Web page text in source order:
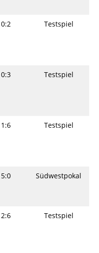
0:2 Testspiel
0:3 Testspiel
1:6 Testspiel
5:0 Südwestpokal
2:6 Testspiel